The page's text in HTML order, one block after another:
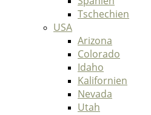
Tschechien
USA
Arizona
Colorado
Idaho
Kalifornien
Nevada
Utah